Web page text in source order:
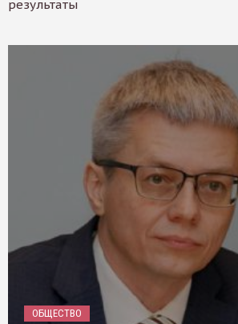
результаты
ОБЩЕСТВО